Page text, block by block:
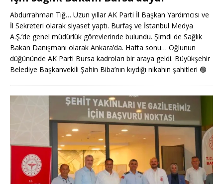
Abdurrahman Tığ… Uzun yıllar AK Parti İl Başkan Yardımcısı ve
İl Sekreteri olarak siyaset yaptı. Burfaş ve İstanbul Medya
A.Ş.’de genel müdürlük görevlerinde bulundu. Şimdi de Sağlık
Bakan Danışmanı olarak Ankara’da. Hafta sonu… Oğlunun
düğününde AK Parti Bursa kadroları bir araya geldi. Büyükşehir
Belediye Başkanvekili Şahin Biba’nın kıydığı nikahın şahitleri 🟢